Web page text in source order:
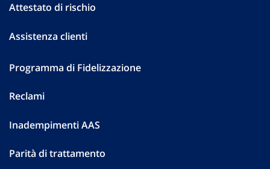
Attestato di rischio
Assistenza clienti
Programma di Fidelizzazione
Reclami
Inadempimenti AAS
Parità di trattamento